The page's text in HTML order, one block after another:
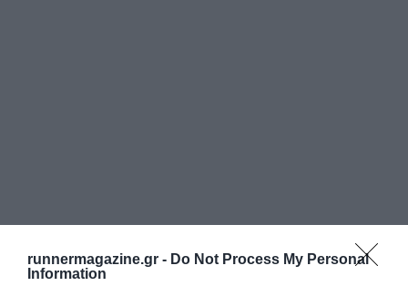
runnermagazine.gr - Do Not Process My Personal
Information